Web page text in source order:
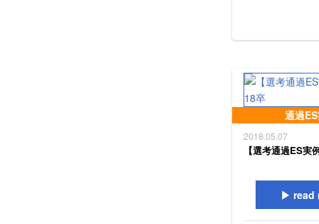
通過
2018.05.07
【選考通過ES実
read